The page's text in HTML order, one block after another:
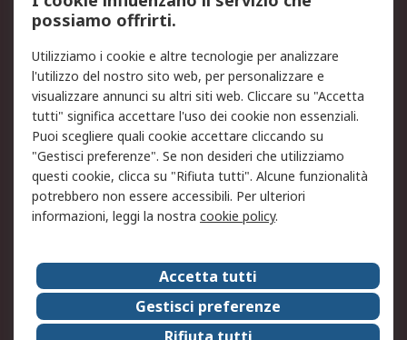
Legale
Informativa Cookie
Informativa Privacy -
Aggiornata
Email Security
Termini d'uso
Condizioni di vendita
Condizioni generali di
servizio
Etica e responsabilità
Chi Siamo
Chi Siamo
Contattaci
Supporto
ESG
Carriere
RS Group
possiamo offrirti.
Utilizziamo i cookie e altre tecnologie per analizzare
l'utilizzo del nostro sito web, per personalizzare e
visualizzare annunci su altri siti web. Cliccare su "Accetta
tutti" significa accettare l'uso dei cookie non essenziali.
Puoi scegliere quali cookie accettare cliccando su
"Gestisci preferenze". Se non desideri che utilizziamo
questi cookie, clicca su "Rifiuta tutti". Alcune funzionalità
potrebbero non essere accessibili. Per ulteriori
informazioni, leggi la nostra cookie policy.
Accetta tutti
Gestisci preferenze